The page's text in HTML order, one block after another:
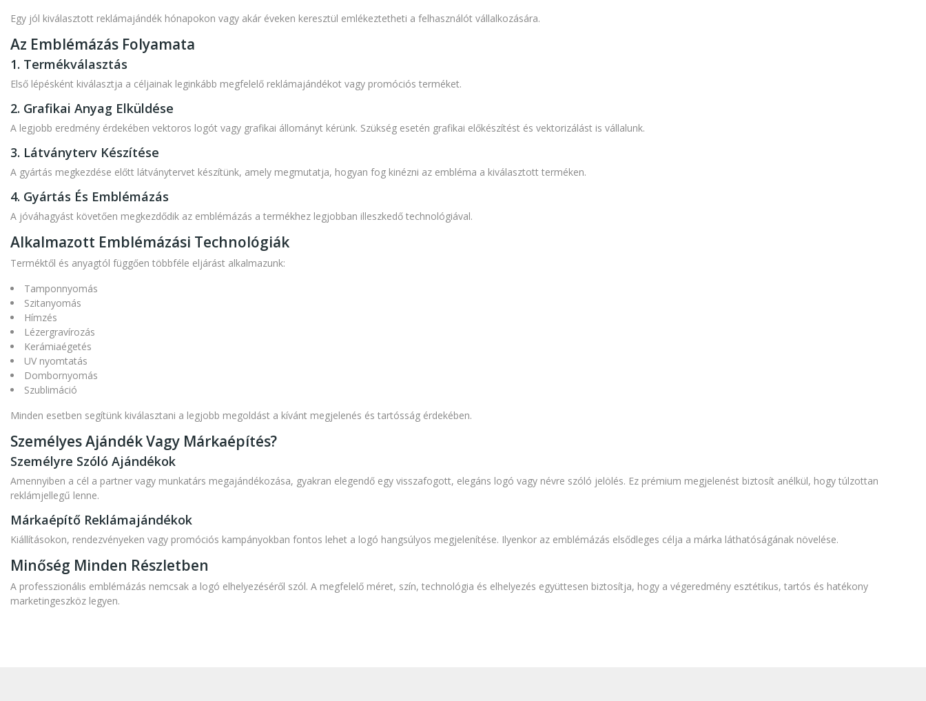
Egy jól kiválasztott reklámajándék hónapokon vagy akár éveken keresztül emlékeztetheti a felhasználót vállalkozására.
Az Emblémázás Folyamata
1. Termékválasztás
Első lépésként kiválasztja a céljainak leginkább megfelelő reklámajándékot vagy promóciós terméket.
2. Grafikai Anyag Elküldése
A legjobb eredmény érdekében vektoros logót vagy grafikai állományt kérünk. Szükség esetén grafikai előkészítést és vektorizálást is vállalunk.
3. Látványterv Készítése
A gyártás megkezdése előtt látványtervet készítünk, amely megmutatja, hogyan fog kinézni az embléma a kiválasztott terméken.
4. Gyártás És Emblémázás
A jóváhagyást követően megkezdődik az emblémázás a termékhez legjobban illeszkedő technológiával.
Alkalmazott Emblémázási Technológiák
Terméktől és anyagtól függően többféle eljárást alkalmazunk:
Tamponnyomás
Szitanyomás
Hímzés
Lézergravírozás
Kerámiaégetés
UV nyomtatás
Dombornyomás
Szublimáció
Minden esetben segítünk kiválasztani a legjobb megoldást a kívánt megjelenés és tartósság érdekében.
Személyes Ajándék Vagy Márkaépítés?
Személyre Szóló Ajándékok
Amennyiben a cél a partner vagy munkatárs megajándékozása, gyakran elegendő egy visszafogott, elegáns logó vagy névre szóló jelölés. Ez prémium megjelenést biztosít anélkül, hogy túlzottan
reklámjellegű lenne.
Márkaépítő Reklámajándékok
Kiállításokon, rendezvényeken vagy promóciós kampányokban fontos lehet a logó hangsúlyos megjelenítése. Ilyenkor az emblémázás elsődleges célja a márka láthatóságának növelése.
Minőség Minden Részletben
A professzionális emblémázás nemcsak a logó elhelyezéséről szól. A megfelelő méret, szín, technológia és elhelyezés együttesen biztosítja, hogy a végeredmény esztétikus, tartós és hatékony
marketingeszköz legyen.